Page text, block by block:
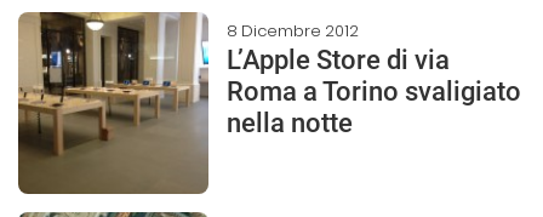
8 Dicembre 2012
L’Apple Store di via
Roma a Torino svaligiato
nella notte